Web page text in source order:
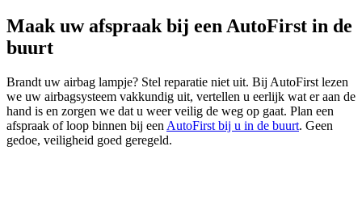
Maak uw afspraak bij een AutoFirst in de
buurt
Brandt uw airbag lampje? Stel reparatie niet uit. Bij AutoFirst lezen
we uw airbagsysteem vakkundig uit, vertellen u eerlijk wat er aan de
hand is en zorgen we dat u weer veilig de weg op gaat. Plan een
afspraak of loop binnen bij een AutoFirst bij u in de buurt. Geen
gedoe, veiligheid goed geregeld.